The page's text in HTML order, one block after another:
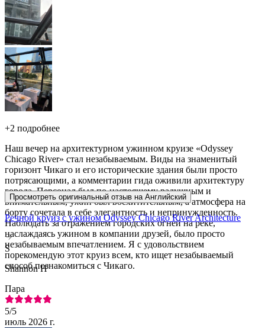
+2 подробнее
Наш вечер на архитектурном ужинном круизе «Odyssey
Chicago River» стал незабываемым. Виды на знаменитый
горизонт Чикаго и его исторические здания были просто
потрясающими, а комментарии гида оживили архитектуру
города. Персонал был по-настоящему радушным и
внимательным, ужин был восхитительным, а атмосфера на
борту сочетала в себе элегантность и непринужденность.
Наблюдать за отражением городских огней на реке,
наслаждаясь ужином в компании друзей, было просто
незабываемым впечатлением. Я с удовольствием
порекомендую этот круиз всем, кто ищет незабываемый
способ познакомиться с Чикаго.
Просмотреть оригинальный отзыв на Английский
Речной круиз с ужином Odyssey Chicago River Architecture
S
Shannon H
Пара
5/5
июль 2026 г.